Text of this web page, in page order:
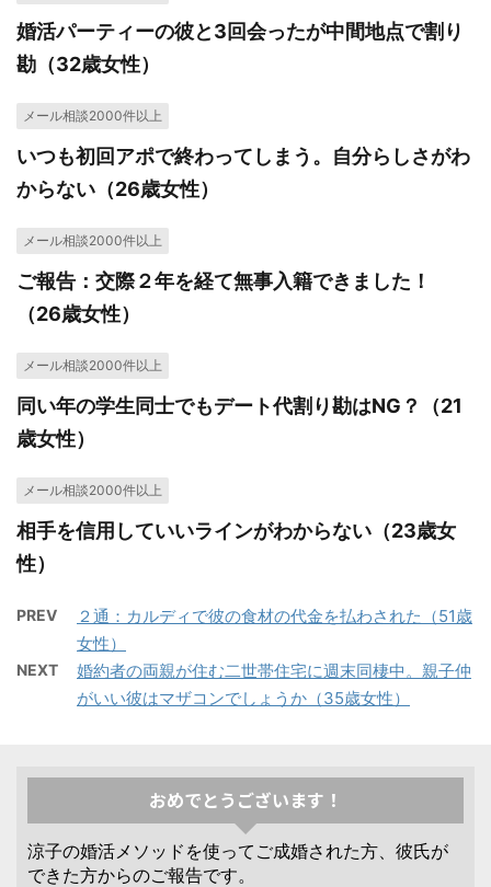
婚活パーティーの彼と3回会ったが中間地点で割り
勘（32歳女性）
メール相談2000件以上
いつも初回アポで終わってしまう。自分らしさがわ
からない（26歳女性）
メール相談2000件以上
ご報告：交際２年を経て無事入籍できました！
（26歳女性）
メール相談2000件以上
同い年の学生同士でもデート代割り勘はNG？（21
歳女性）
メール相談2000件以上
相手を信用していいラインがわからない（23歳女
性）
PREV
２通：カルディで彼の食材の代金を払わされた（51歳
女性）
NEXT
婚約者の両親が住む二世帯住宅に週末同棲中。親子仲
がいい彼はマザコンでしょうか（35歳女性）
おめでとうございます！
涼子の婚活メソッドを使ってご成婚された方、彼氏が
できた方からのご報告です。